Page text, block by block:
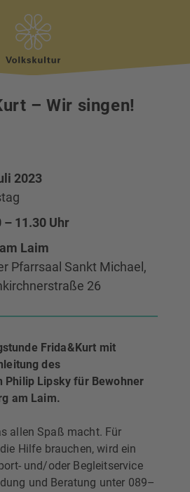
– Wir singen!
2023
– 11.30 Uhr
Laim
Pfarrsaal Sankt Michael,
26
Frida&Kurt mit
des
Philip Lipsky für Bewohner
am Laim.
allen Spaß macht. Für
Hilfe brauchen, wird ein
und/oder Begleitservice
und Beratung unter 089–